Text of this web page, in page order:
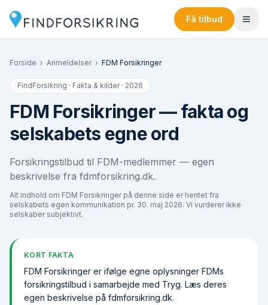
Få tilbud
Forside › Anmeldelser › FDM Forsikringer
FindForsikring · Fakta & kilder · 2026
FDM Forsikringer— fakta og
selskabets egne ord
Forsikringstilbud til FDM-medlemmer — egen
beskrivelse fra fdmforsikring.dk.
Alt indhold om FDM Forsikringerpå denne side er hentet fra
selskabets egen kommunikation pr. 30. maj 2026. Vi vurderer ikke
selskaber subjektivt.
KORT FAKTA
FDM Forsikringer er ifølge egne oplysninger FDMs
forsikringstilbud i samarbejde med Tryg. Læs deres
egen beskrivelse på fdmforsikring.dk.